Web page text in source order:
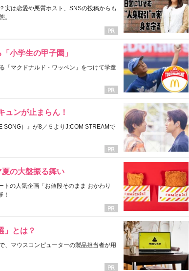
実は恋愛や悪質ホスト、SNSの投稿からも
。
小学生の甲子園」
「マクドナルド・ワッペン」をつけて学童
ュンが止まらん！
SONG）』が8／５よりJ:COM STREAMで
の大盤振る舞い
の人気企画「お値段そのまま おかわり
！
」とは？
、マウスコンピューターの製品担当者が用